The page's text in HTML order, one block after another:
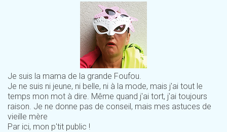
Je suis la mama de la grande Foufou.
Je ne suis ni jeune, ni belle, ni à la mode, mais j'ai tout le
temps mon mot à dire. Même quand j'ai tort, j'ai toujours
raison. Je ne donne pas de conseil, mais mes astuces de
vieille mère
Par ici, mon p'tit public !